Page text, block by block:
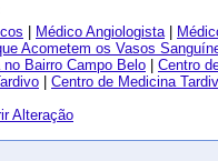
Médico Angiologista|
Acometem os Vasos
Bairro Campo Belo Centro
Centro de Medicina
Alteração